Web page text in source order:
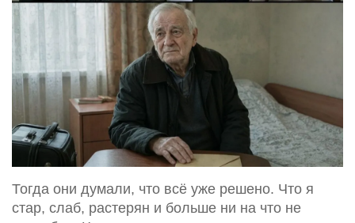
Тогда они думали, что всё уже решено. Что я
стар, слаб, растерян и больше ни на что не